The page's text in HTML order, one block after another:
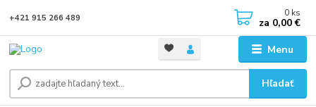
Menu
Hľadať
+421 915 266 489 0 ks
za 0,00 €